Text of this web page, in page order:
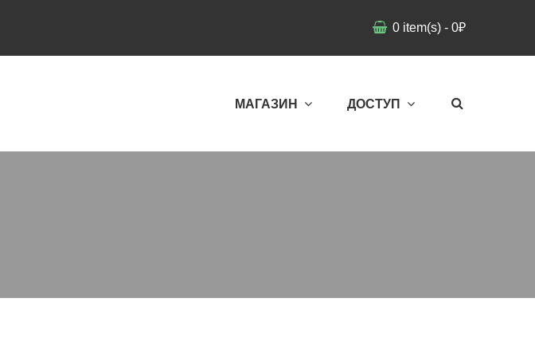
0 item(s) - 0₽
МАГАЗИН ДОСТУП